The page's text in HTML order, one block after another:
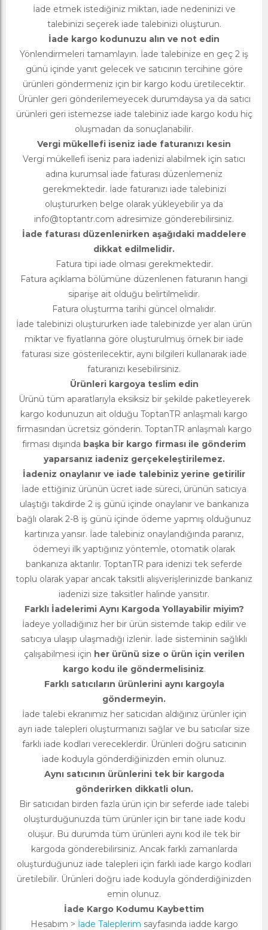
İade etmek istediğiniz miktarı, iade nedeninizi ve
talebinizi seçerek iade talebinizi oluşturun.
İade kargo kodunuzu alın ve not edin
Yönlendirmeleri tamamlayın. İade talebinize en geç 2 iş
günü içinde yanıt gelecek ve satıcının tercihine göre
ürünleri göndermeniz için bir kargo kodu üretilecektir.
Ürünler geri gönderilemeyecek durumdaysa ya da satıcı
ürünleri geri istemezse iade talebiniz iade kargo kodu hiç
oluşmadan da sonuçlanabilir.
Vergi mükellefi iseniz iade faturanızı kesin
Vergi mükellefi iseniz para iadenizi alabilmek için satıcı
adına kurumsal iade faturası düzenlemeniz
gerekmektedir. İade faturanızı iade talebinizi
oluştururken belge olarak yükleyebilir ya da
info@toptantr.com adresimize gönderebilirsiniz.
İade faturası düzenlenirken aşağıdaki maddelere
dikkat edilmelidir.
Fatura tipi iade olması gerekmektedir.
Fatura açıklama bölümüne düzenlenen faturanın hangi
siparişe ait olduğu belirtilmelidir.
Fatura oluşturma tarihi güncel olmalıdır.
İade talebinizi oluştururken iade talebinizde yer alan ürün
miktar ve fiyatlarına göre oluşturulmuş örnek bir iade
faturası size gösterilecektir, aynı bilgileri kullanarak iade
faturanızı kesebilirsiniz.
Ürünleri kargoya teslim edin
Ürünü tüm aparatlarıyla eksiksiz bir şekilde paketleyerek
kargo kodunuzun ait olduğu ToptanTR anlaşmalı kargo
firmasından ücretsiz gönderin. ToptanTR anlaşmalı kargo
firması dışında başka bir kargo firması ile gönderim
yaparsanız iadeniz gerçekeleştirilemez.
İadeniz onaylanır ve iade talebiniz yerine getirilir
İade ettiğiniz ürünün ücret iade süreci, ürünün satıcıya
ulaştığı takdirde 2 iş günü içinde onaylanır ve bankanıza
bağlı olarak 2-8 iş günü içinde ödeme yapmış olduğunuz
kartınıza yansır. İade talebiniz onaylandığında paranız,
ödemeyi ilk yaptığınız yöntemle, otomatik olarak
bankanıza aktarılır. ToptanTR para idenizi tek seferde
toplu olarak yapar ancak taksitli alışverişlerinizde bankanız
iadenizi size taksitler halinde yansıtır.
Farklı İadelerimi Aynı Kargoda Yollayabilir miyim?
İadeye yolladığınız her bir ürün sistemde takip edilir ve
satıcıya ulaşıp ulaşmadığı izlenir. İade sisteminin sağlıklı
çalışabilmesi için her ürünü size o ürün için verilen
kargo kodu ile göndermelisiniz.
Farklı satıcıların ürünlerini aynı kargoyla
göndermeyin.
İade talebi ekranımız her satıcıdan aldığınız ürünler için
ayrı iade talepleri oluşturmanızı sağlar ve bu satıcılar size
farklı iade kodları vereceklerdir. Ürünleri doğru satıcının
iade koduyla gönderdiğinizden emin olunuz.
Aynı satıcının ürünlerini tek bir kargoda
gönderirken dikkatli olun.
Bir satıcıdan birden fazla ürün için bir seferde iade talebi
oluşturduğunuzda tüm ürünler için bir tane iade kodu
oluşur. Bu durumda tüm ürünleri aynı kod ile tek bir
kargoda gönderebilirsiniz. Ancak farklı zamanlarda
oluşturduğunuz iade talepleri için farklı iade kargo kodları
üretilebilir. Ürünleri doğru iade koduyla gönderdiğinizden
emin olunuz.
İade Kargo Kodumu Kaybettim
Hesabım > İade Taleplerim sayfasında iadde kargo